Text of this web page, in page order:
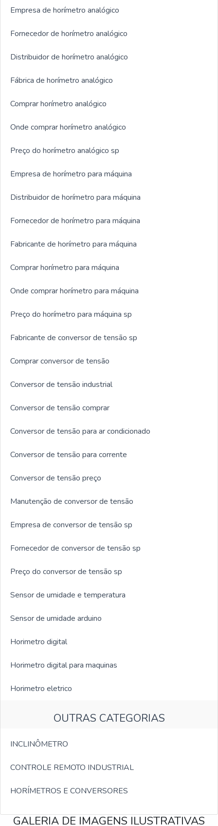
Empresa de horímetro analógico
Fornecedor de horímetro analógico
Distribuidor de horímetro analógico
Fábrica de horímetro analógico
Comprar horímetro analógico
Onde comprar horímetro analógico
Preço do horímetro analógico sp
Empresa de horímetro para máquina
Distribuidor de horímetro para máquina
Fornecedor de horímetro para máquina
Fabricante de horímetro para máquina
Comprar horímetro para máquina
Onde comprar horímetro para máquina
Preço do horímetro para máquina sp
Fabricante de conversor de tensão sp
Comprar conversor de tensão
Conversor de tensão industrial
Conversor de tensão comprar
Conversor de tensão para ar condicionado
Conversor de tensão para corrente
Conversor de tensão preço
Manutenção de conversor de tensão
Empresa de conversor de tensão sp
Fornecedor de conversor de tensão sp
Preço do conversor de tensão sp
Sensor de umidade e temperatura
Sensor de umidade arduino
Horimetro digital
Horimetro digital para maquinas
Horimetro eletrico
OUTRAS CATEGORIAS
INCLINÔMETRO
CONTROLE REMOTO INDUSTRIAL
HORÍMETROS E CONVERSORES
GALERIA DE IMAGENS ILUSTRATIVAS